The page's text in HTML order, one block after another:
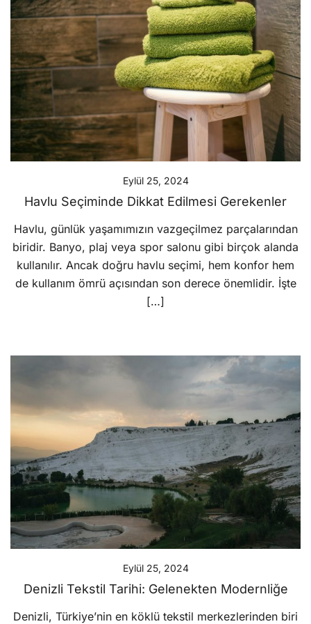
Eylül 25, 2024
Havlu Seçiminde Dikkat Edilmesi Gerekenler
Havlu, günlük yaşamımızın vazgeçilmez parçalarından
biridir. Banyo, plaj veya spor salonu gibi birçok alanda
kullanılır. Ancak doğru havlu seçimi, hem konfor hem
de kullanım ömrü açısından son derece önemlidir. İşte
[…]
Eylül 25, 2024
Denizli Tekstil Tarihi: Gelenekten Modernliğe
Denizli, Türkiye’nin en köklü tekstil merkezlerinden biri